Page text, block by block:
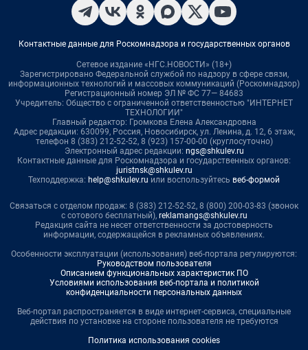
Контактные данные для Роскомнадзора и государственных органов
Сетевое издание «НГС.НОВОСТИ» (18+)
Зарегистрировано Федеральной службой по надзору в сфере связи,
информационных технологий и массовых коммуникаций (Роскомнадзор)
Регистрационный номер ЭЛ № ФС 77— 84683
Учредитель: Общество с ограниченной ответственностью "ИНТЕРНЕТ
ТЕХНОЛОГИИ"
Главный редактор: Громкова Елена Александровна
Адрес редакции: 630099, Россия, Новосибирск, ул. Ленина, д. 12, 6 этаж,
телефон 8 (383) 212-52-52, 8 (923) 157-00-00 (круглосуточно)
Электронный адрес редакции: ngs@shkulev.ru
Контактные данные для Роскомнадзора и государственных органов:
juristnsk@shkulev.ru
Техподдержка: help@shkulev.ru или воспользуйтесь веб-формой
Связаться с отделом продаж: 8 (383) 212-52-52, 8 (800) 200-03-83 (звонок
с сотового бесплатный), reklamangs@shkulev.ru
Редакция сайта не несет ответственности за достоверность
информации, содержащейся в рекламных объявлениях.
Особенности эксплуатации (использования) веб-портала регулируются:
Руководством пользователя
Описанием функциональных характеристик ПО
Условиями использования веб-портала и политикой
конфиденциальности персональных данных
Веб-портал распространяется в виде интернет-сервиса, специальные
действия по установке на стороне пользователя не требуются
Политика использования cookies